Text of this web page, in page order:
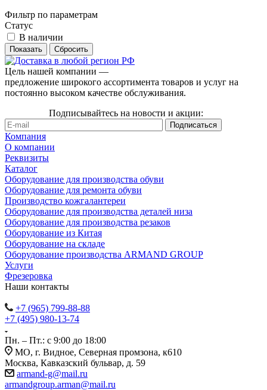
Фильтр по параметрам
Статус
В наличии
Сбросить
Цель нашей компании —
предложение широкого ассортимента товаров и услуг на
постоянно высоком качестве обслуживания.
Подписывайтесь на новости и акции:
Компания
О компании
Реквизиты
Каталог
Оборудование для производства обуви
Оборудование для ремонта обуви
Производство кожгалантереи
Оборудование для производства деталей низа
Оборудование для производства резаков
Оборудование из Китая
Оборудование на складе
Оборудование производства ARMAND GROUP
Услуги
Фрезеровка
Наши контакты
+7 (965) 799-88-88
+7 (495) 980-13-74
Пн. – Пт.: с 9:00 до 18:00
МО, г. Видное, Северная промзона, к610
Москва, Кавказский бульвар, д. 59
armand-g@mail.ru
armandgroup.arman@mail.ru